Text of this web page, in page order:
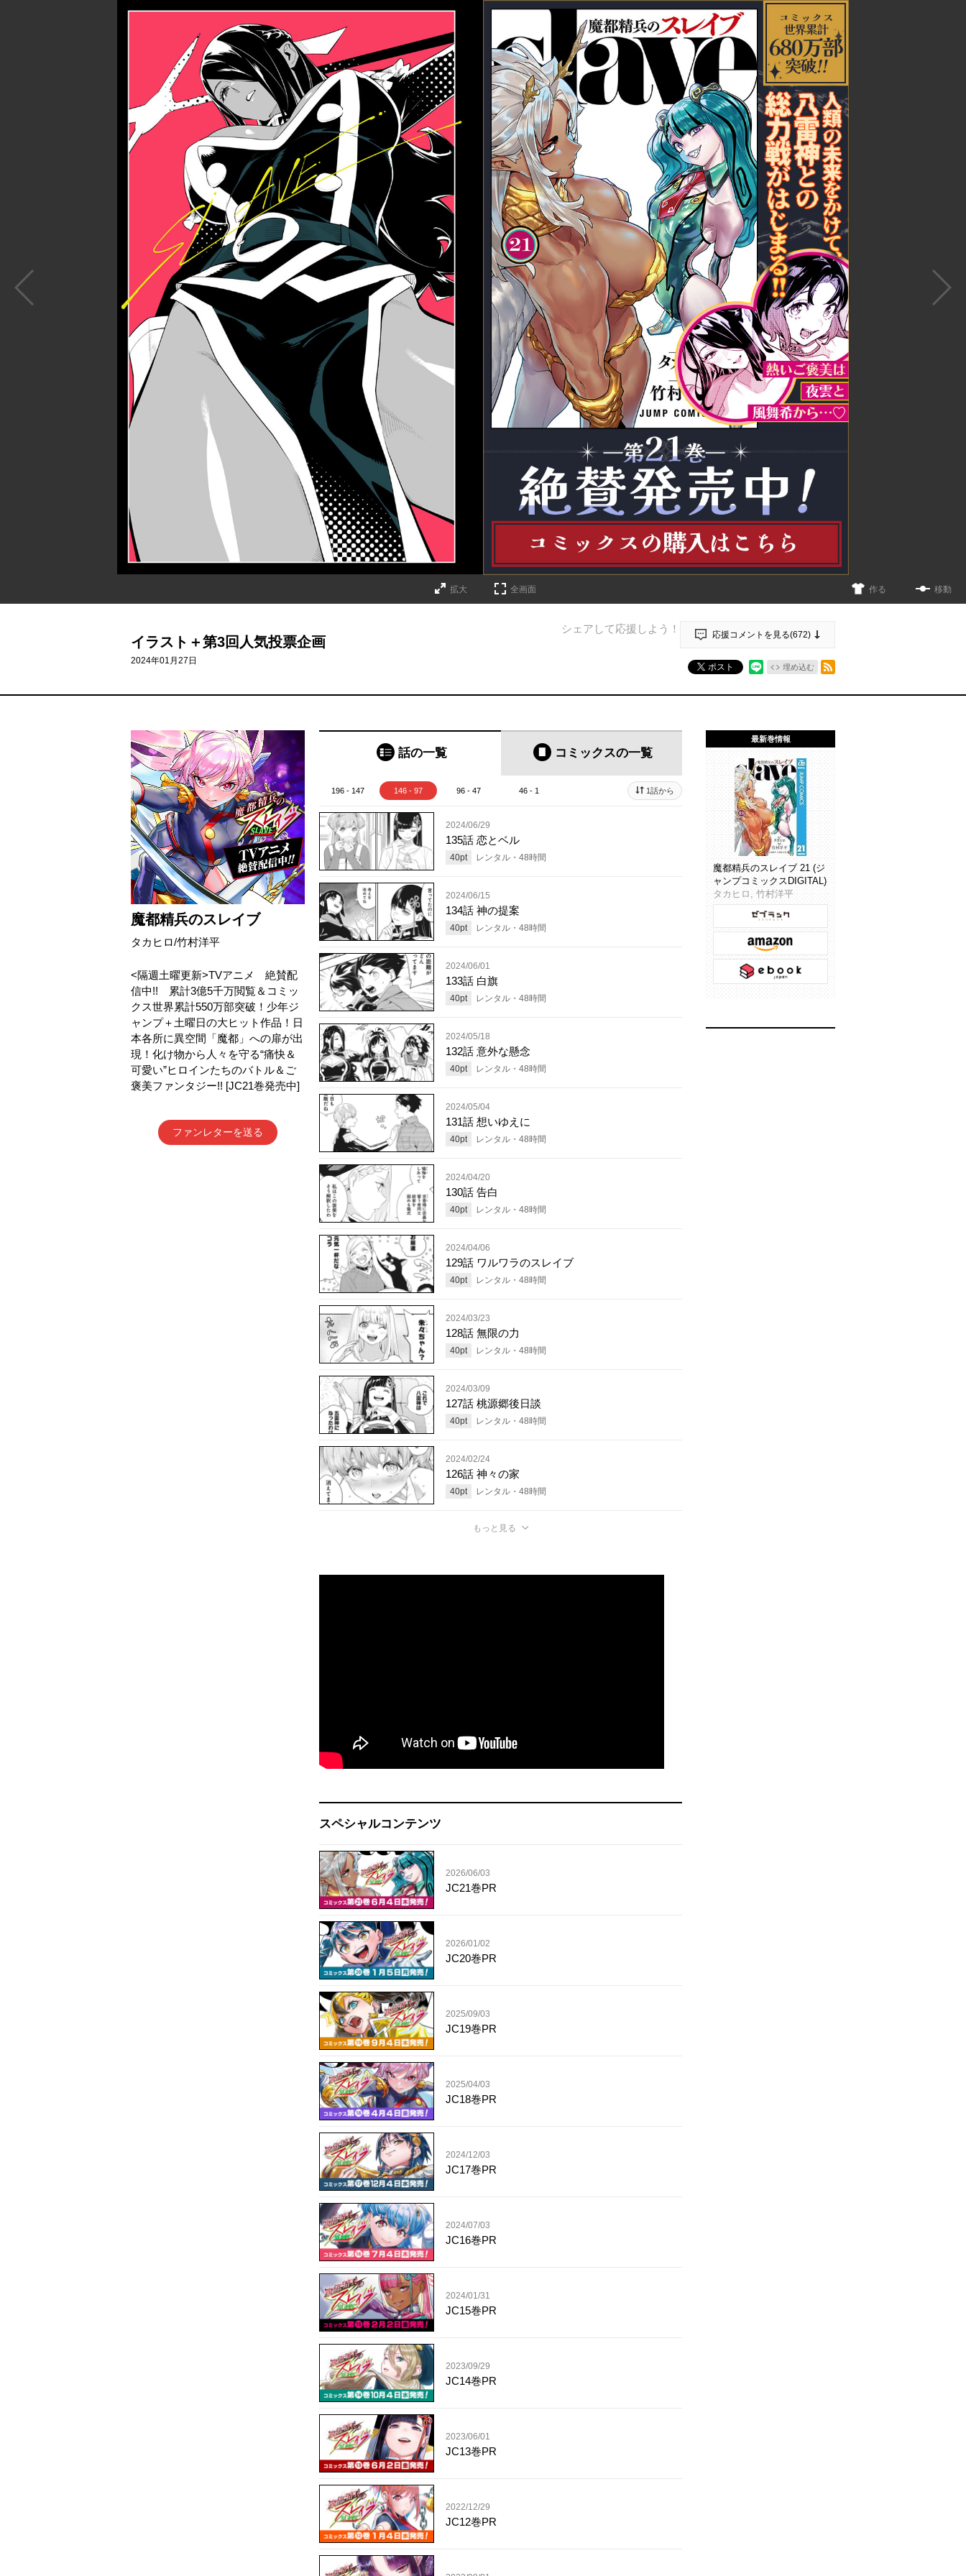
詳細ページへのリンク
拡大 全画面 作る 移動
イラスト＋第3回人気投票企画
2024年01月27日
シェアして応援しよう！ 応援コメントを見る(672)
ポスト 埋め込む
魔都精兵のスレイブ
タカヒロ/竹村洋平
<隔週土曜更新>TVアニメ 絶賛配
信中!! 累計3億5千万閲覧＆コミッ
クス世界累計550万部突破！少年ジ
ャンプ＋土曜日の大ヒット作品！日
本各所に異空間「魔都」への扉が出
現！化け物から人々を守る“痛快＆
可愛い”ヒロインたちのバトル＆ご
褒美ファンタジー!! [JC21巻発売中]
ファンレターを送る
話の一覧 コミックスの一覧
196 - 147 146 - 97 96 - 47 46 - 1 1話から
2024/06/29
135話 恋とベル
40pt レンタル・ 48時間
2024/06/15
134話 神の提案
40pt レンタル・ 48時間
2024/06/01
133話 白旗
40pt レンタル・ 48時間
2024/05/18
132話 意外な懸念
40pt レンタル・ 48時間
2024/05/04
131話 想いゆえに
40pt レンタル・ 48時間
2024/04/20
130話 告白
40pt レンタル・ 48時間
2024/04/06
129話 ワルワラのスレイブ
40pt レンタル・ 48時間
2024/03/23
128話 無限の力
40pt レンタル・ 48時間
2024/03/09
127話 桃源郷後日談
40pt レンタル・ 48時間
2024/02/24
126話 神々の家
40pt レンタル・ 48時間
もっと見る
スペシャルコンテンツ
2026/06/03
JC21巻PR
2026/01/02
JC20巻PR
2025/09/03
JC19巻PR
2025/04/03
JC18巻PR
2024/12/03
JC17巻PR
2024/07/03
JC16巻PR
2024/01/31
JC15巻PR
2023/09/29
JC14巻PR
2023/06/01
JC13巻PR
2022/12/29
JC12巻PR
最新巻情報
魔都精兵のスレイブ 21 (ジ
ャンプコミックスDIGITAL)
タカヒロ, 竹村洋平